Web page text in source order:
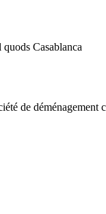
Casablanca
de déménagement